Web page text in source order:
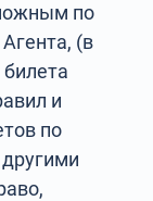
по
(в
и
по